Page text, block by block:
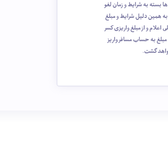
بسته به شرایط و زمان لغو
همین دلیل شرایط و مبلغ
اعلام و از مبلغ واریزی کسر
به حساب مسافر واریز
گشت.